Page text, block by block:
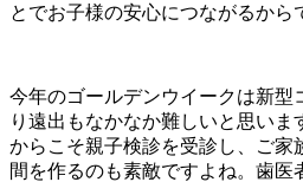
とでお子様の安心につながるから
今年のゴールデンウイークは新型
り遠出もなかなか難しいと思い
からこそ親子検診を受診し、ご家
間を作るのも素敵ですよね。歯医